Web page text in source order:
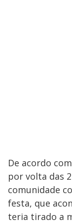
De acordo
por volta das
comunidade
festa, que
teria tirado a